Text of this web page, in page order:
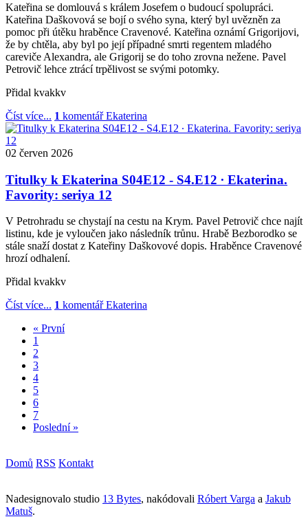
Kateřina se domlouvá s králem Josefem o budoucí spolupráci.
Kateřina Daškovová se bojí o svého syna, který byl uvězněn za
pomoc při útěku hraběnce Cravenové. Kateřina oznámí Grigorijovi,
že by chtěla, aby byl po její případné smrti regentem mladého
careviče Alexandra, ale Grigorij se do toho zrovna nežene. Pavel
Petrovič lehce ztrácí trpělivost se svými potomky.
Přidal kvakkv
Číst více... 1 komentář Ekaterina
02 červen 2026
Titulky k Ekaterina S04E12 - S4.E12 ∙ Ekaterina.
Favority: seriya 12
V Petrohradu se chystají na cestu na Krym. Pavel Petrovič chce najít
listinu, kde je vyloučen jako následník trůnu. Hrabě Bezborodko se
stále snaží dostat z Kateřiny Daškovové dopis. Hraběnce Cravenové
hrozí odhalení.
Přidal kvakkv
Číst více... 1 komentář Ekaterina
« První
1
2
3
4
5
6
7
Poslední »
Domů RSS Kontakt
Nadesignovalo studio 13 Bytes, nakódovali Róbert Varga a Jakub
Matuš.